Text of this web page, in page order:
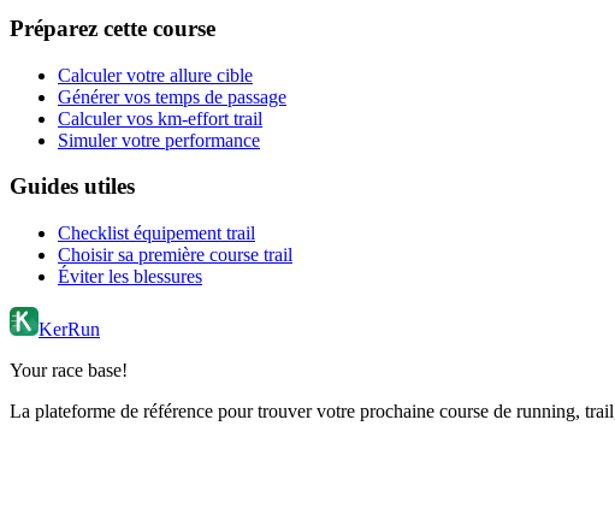
Préparez cette course
Calculer votre allure cible
Générer vos temps de passage
Calculer vos km-effort trail
Simuler votre performance
Guides utiles
Checklist équipement trail
Choisir sa première course trail
Éviter les blessures
KerRun
Your race base!
La plateforme de référence pour trouver votre prochaine course de running,